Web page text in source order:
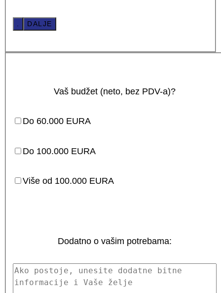
. DALJE
Vaš budžet (neto, bez PDV-a)?
Do 60.000 EURA
Do 100.000 EURA
Više od 100.000 EURA
Dodatno o vašim potrebama: